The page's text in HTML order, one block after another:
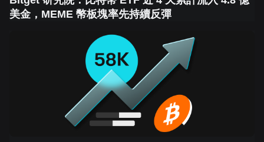
美金，MEME 幣板塊率先持續反彈